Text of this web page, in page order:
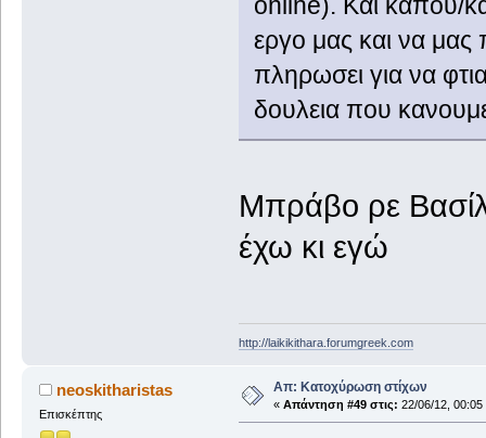
εργο μας και να μας
πληρωσει για να
δουλεια που
Μπράβο ρε
έχω κι εγώ
http://laikikithara.forumgreek.com
neoskitharistas
Επισκέπτης
Απ: Κατοχύρωση στίχων
« Απάντηση #49 στις: 22/06/12, 00:05